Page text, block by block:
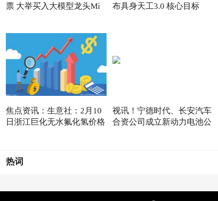
票 大举买入大模型龙头Mi
布具身天工3.0 核心目标
焦点资讯：生意社：2月10
日浙江巨化无水氟化氢价格
视讯！宁德时代、长安汽车
合资公司成立新动力电池公
热词